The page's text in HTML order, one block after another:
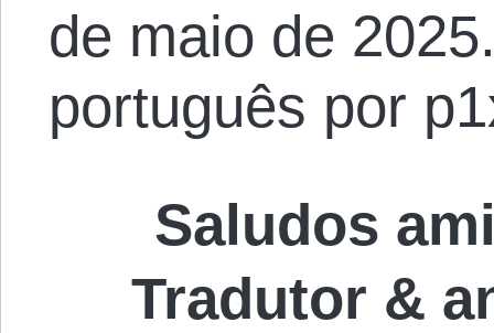
de maio de
português por
Saludos
Tradutor &